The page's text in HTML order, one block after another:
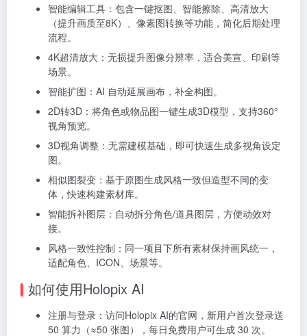
‌智能编辑工具‌：包含一键抠图、智能擦除、高清放大
（提升画质至8K）、像素图转换等功能，简化后期处理
流程。
4K超清放大：无损提升图像分辨率，适合美宣、印刷等
场景。
智能扩图：AI 自动延展画布，补全构图。
2D转3D：将角色或物品图一键生成3D模型，支持360°
视角预览。
3D视角调整：无需建模基础，即可快速生成多视角设定
图。
相似图裂变：基于原图生成风格一致但造型不同的变
体，快速构建素材库。
智能拆补图层：自动拆分角色/道具图层，方便动效对
接。
风格一致性控制：同一项目下所有素材保持画风统一，
适配角色、ICON、场景等。
如何使用Holopix AI
注册与登录：访问Holopix AI的官网，新用户首次登录送
50 算力（≈50 张图），每日免费用户可生成 30 次。